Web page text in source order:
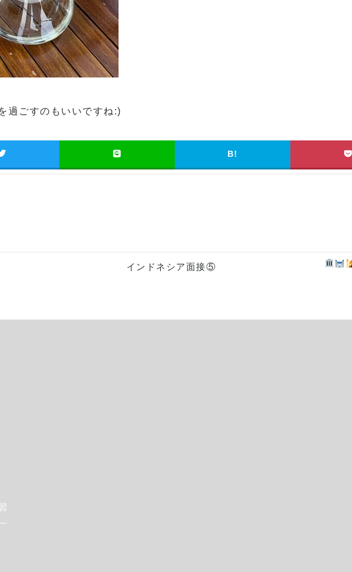
過ごすのもいいですね:)
B!
インドネシア面接⑤